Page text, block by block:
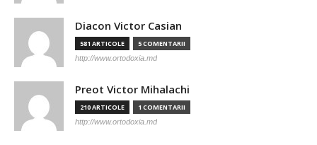
Diacon Victor Casian
581 ARTICOLE 5 COMENTARII
http://www.ortodoxia.md
Preot Victor Mihalachi
210 ARTICOLE 1 COMENTARII
http://www.ortodoxia.md